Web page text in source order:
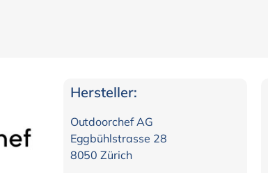
Hersteller:
Outdoorchef AG
Eggbühlstrasse 28
8050 Zürich